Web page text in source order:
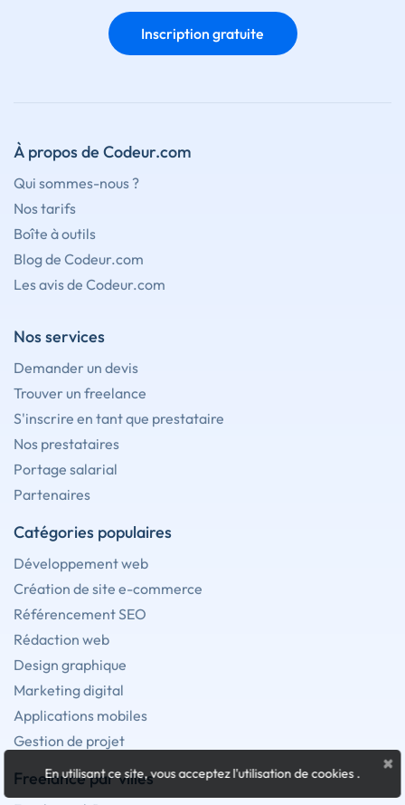
Inscription gratuite
À propos de Codeur.com
Qui sommes-nous ?
Nos tarifs
Boîte à outils
Blog de Codeur.com
Les avis de Codeur.com
Nos services
Demander un devis
Trouver un freelance
S'inscrire en tant que prestataire
Nos prestataires
Portage salarial
Partenaires
Catégories populaires
Développement web
Création de site e-commerce
Référencement SEO
Rédaction web
Design graphique
Marketing digital
Applications mobiles
Gestion de projet
Freelance par villes
×
En utilisant ce site, vous acceptez l'utilisation de cookies.